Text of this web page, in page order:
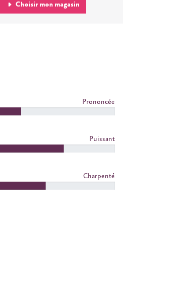
Choisir mon magasin
Prononcée
Puissant
Charpenté